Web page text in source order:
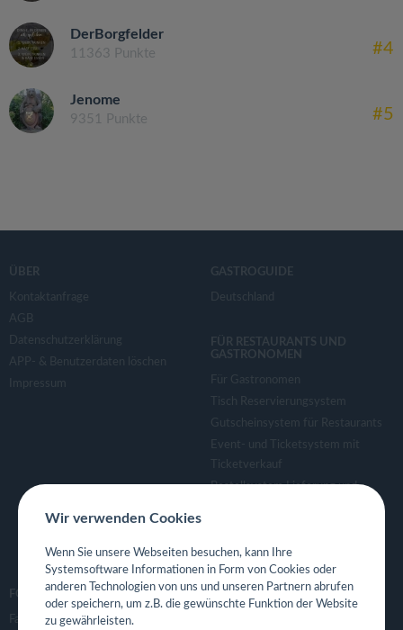
DerBorgfelder
11363 Punkte #4
Jenome
9351 Punkte #5
ÜBER
Kontaktanfrage
AGB
Datenschutzerklärung
APP- & Benutzerdaten löschen
Impressum
GASTROGUIDE
Deutschland
FÜR RESTAURANTS UND
GASTRONOMEN
Für Gastronomen
Tisch Reservierungsystem
Gutscheinsystem für Restaurants
Event- und Ticketsystem mit
Ticketverkauf
Bestellsystem Lieferung und
Eigene App für Restaurant
FOLGE UNS
Facebook
Wir verwenden Cookies
Wenn Sie unsere Webseiten besuchen, kann Ihre
Systemsoftware Informationen in Form von Cookies oder
anderen Technologien von uns und unseren Partnern abrufen
oder speichern, um z.B. die gewünschte Funktion der Website
zu gewährleisten.